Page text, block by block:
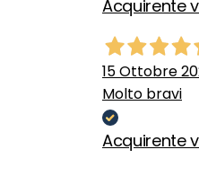
Acquirente
15 Ottobre
Molto bravi
Acquirente